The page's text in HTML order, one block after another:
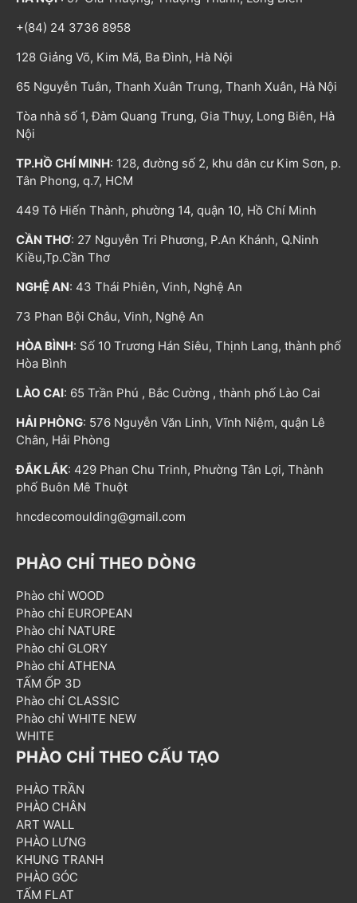
+(84) 24 3736 8958
128 Giảng Võ, Kim Mã, Ba Đình, Hà Nội
65 Nguyễn Tuân, Thanh Xuân Trung, Thanh Xuân, Hà Nội
Tòa nhà số 1, Đàm Quang Trung, Gia Thụy, Long Biên, Hà
Nội
TP.HỒ CHÍ MINH: 128, đường số 2, khu dân cư Kim Sơn, p.
Tân Phong, q.7, HCM
449 Tô Hiến Thành, phường 14, quận 10, Hồ Chí Minh
CẦN THƠ: 27 Nguyễn Tri Phương, P.An Khánh, Q.Ninh
Kiều,Tp.Cần Thơ
NGHỆ AN: 43 Thái Phiên, Vinh, Nghệ An
73 Phan Bội Châu, Vinh, Nghệ An
HÒA BÌNH: Số 10 Trương Hán Siêu, Thịnh Lang, thành phố
Hòa Bình
LÀO CAI: 65 Trần Phú , Bắc Cường , thành phố Lào Cai
HẢI PHÒNG: 576 Nguyễn Văn Linh, Vĩnh Niệm, quận Lê
Chân, Hải Phòng
ĐẮK LẮK: 429 Phan Chu Trinh, Phường Tân Lợi, Thành
phố Buôn Mê Thuột
hncdecomoulding@gmail.com
PHÀO CHỈ THEO DÒNG
Phào chỉ WOOD
Phào chỉ EUROPEAN
Phào chỉ NATURE
Phào chỉ GLORY
Phào chỉ ATHENA
TẤM ỐP 3D
Phào chỉ CLASSIC
Phào chỉ WHITE NEW
WHITE
PHÀO CHỈ THEO CẤU TẠO
PHÀO TRẦN
PHÀO CHÂN
ART WALL
PHÀO LƯNG
KHUNG TRANH
PHÀO GÓC
TẤM FLAT